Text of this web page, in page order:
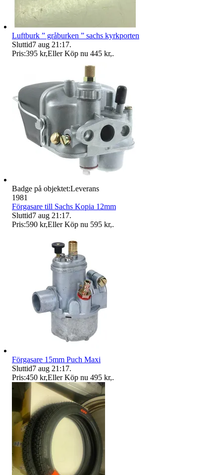
Luftburk ” gråburken ” sachs kyrkporten
Sluttid7 aug 21:17.
Pris:395 kr,Eller Köp nu 445 kr,.
Badge på objektet:Leverans
1981
Förgasare till Sachs Kopia 12mm
Sluttid7 aug 21:17.
Pris:590 kr,Eller Köp nu 595 kr,.
Förgasare 15mm Puch Maxi
Sluttid7 aug 21:17.
Pris:450 kr,Eller Köp nu 495 kr,.